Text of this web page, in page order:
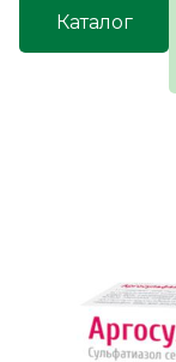
Каталог